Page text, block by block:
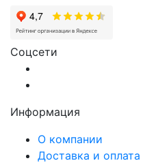
Соцсети
Информация
О компании
Доставка и оплата